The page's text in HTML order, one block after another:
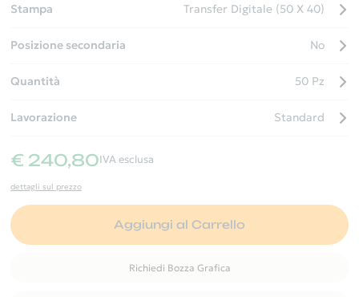
Stampa Transfer Digitale (50 X 40)
Posizione secondaria No
Quantità 50 Pz
Lavorazione Standard
€ 240,80IVA esclusa
dettagli sul prezzo
Aggiungi al Carrello
Richiedi Bozza Grafica